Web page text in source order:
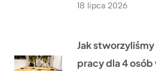
18 lipca 2026
Jak
pracy dla 4 osób